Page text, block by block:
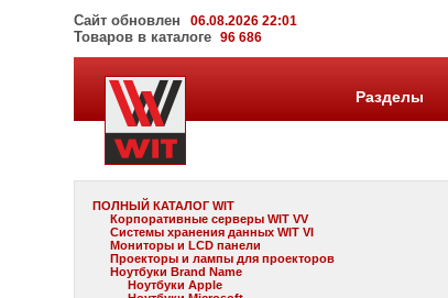
Сайт обновлен 06.08.2026 22:01
Товаров в каталоге96 686
Разделы
ПОЛНЫЙ КАТАЛОГ WIT
Корпоративные серверы WIT VV
Системы хранения данных WIT VI
Мониторы и LCD панели
Проекторы и лампы для проекторов
Ноутбуки Brand Name
Ноутбуки Apple